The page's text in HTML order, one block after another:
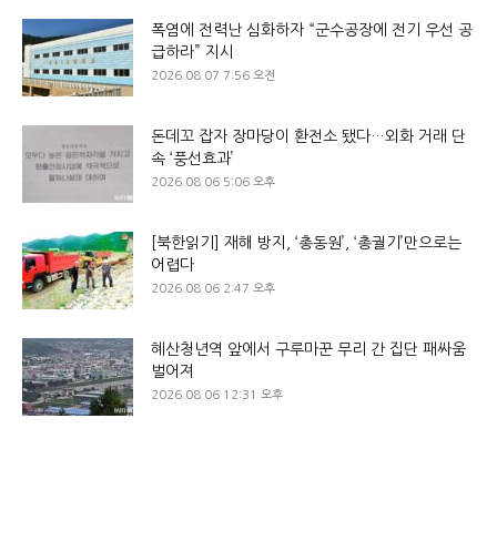
폭염에 전력난 심화하자 “군수공장에 전기 우선 공
급하라” 지시
2026.08.07 7:56 오전
돈데꼬 잡자 장마당이 환전소 됐다…외화 거래 단
속 ‘풍선효과’
2026.08.06 5:06 오후
[북한읽기] 재해 방지, ‘총동원’, ‘총궐기’만으로는
어렵다
2026.08.06 2:47 오후
혜산청년역 앞에서 구루마꾼 무리 간 집단 패싸움
벌어져
2026.08.06 12:31 오후